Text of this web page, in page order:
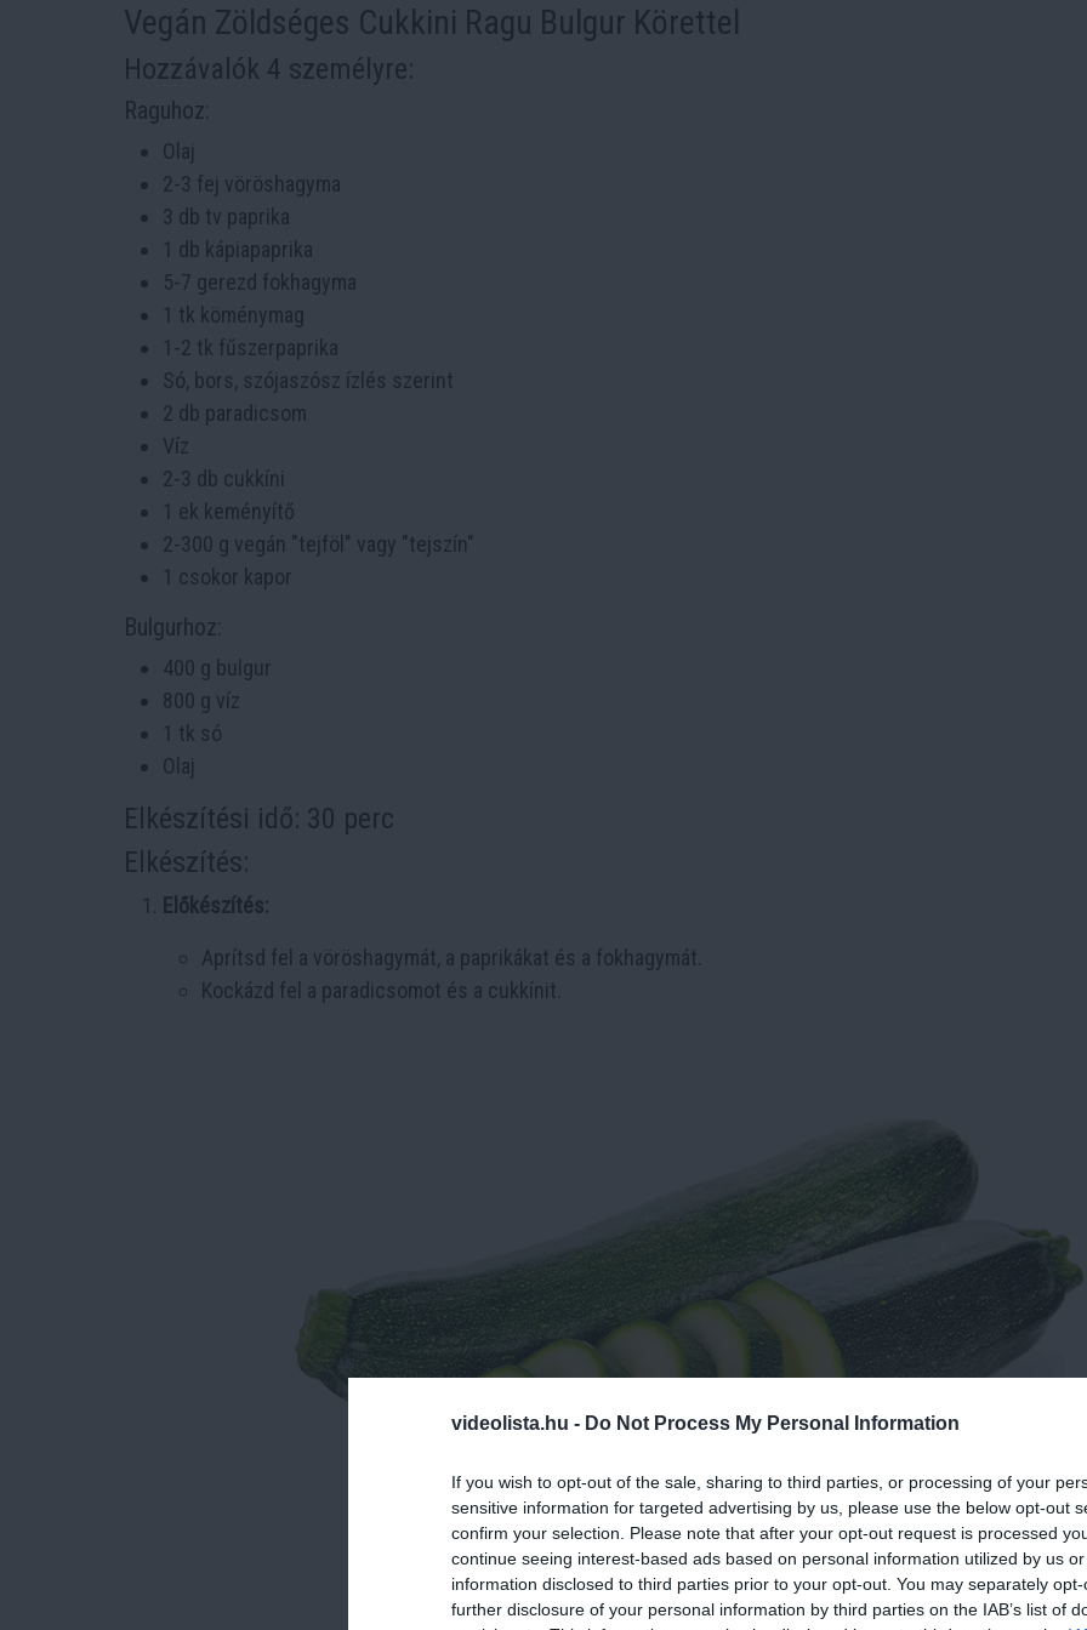
videolista.hu - Do Not Process My Personal Information
If you wish to opt-out of the sale, sharing to third parties, or processing of your
sensitive information for targeted advertising by us, please use the below opt-out
confirm your selection. Please note that after your opt-out request is processed
continue seeing interest-based ads based on personal information utilized by us
information disclosed to third parties prior to your opt-out. You may separately
further disclosure of your personal information by third parties on the IAB’s list of
Vegán Zöldséges Cukkini Ragu Bulgur Körettel
Hozzávalók 4 személyre:
Raguhoz:
Olaj
2-3 fej vöröshagyma
3 db tv paprika
1 db kápiapaprika
5-7 gerezd fokhagyma
1 tk köménymag
1-2 tk fűszerpaprika
Só, bors, szójaszósz ízlés szerint
2 db paradicsom
Víz
2-3 db cukkíni
1 ek keményítő
2-300 g vegán "tejföl" vagy "tejszín"
1 csokor kapor
Bulgurhoz:
400 g bulgur
800 g víz
1 tk só
Olaj
Elkészítési idő: 30 perc
Elkészítés:
Előkészítés:
Aprítsd fel a vöröshagymát, a paprikákat és a fokhagymát.
Kockázd fel a paradicsomot és a cukkínit.